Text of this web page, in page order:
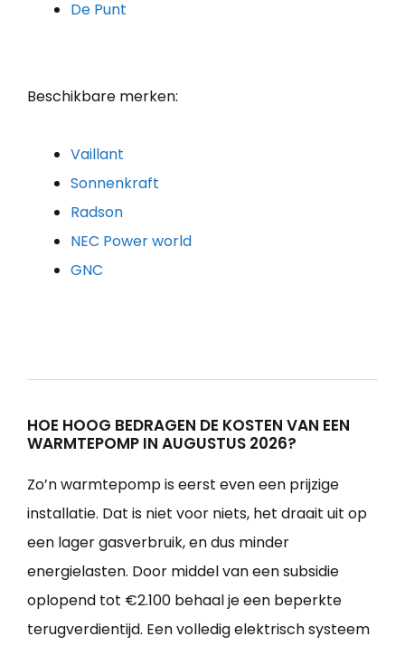
De Punt
Beschikbare merken:
Vaillant
Sonnenkraft
Radson
NEC Power world
GNC
HOE HOOG BEDRAGEN DE KOSTEN VAN EEN
WARMTEPOMP IN AUGUSTUS 2026?
Zo’n warmtepomp is eerst even een prijzige
installatie. Dat is niet voor niets, het draait uit op
een lager gasverbruik, en dus minder
energielasten. Door middel van een subsidie
oplopend tot €2.100 behaal je een beperkte
terugverdientijd. Een volledig elektrisch systeem